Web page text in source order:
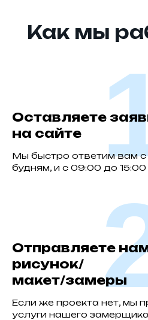
Как мы
Оставляете
на сайте
Мы быстро ответим вам
будням, и с 09:00 до
Отправляете
рисунок/
макет/замеры
Если же проекта нет, мы
услуги нашего